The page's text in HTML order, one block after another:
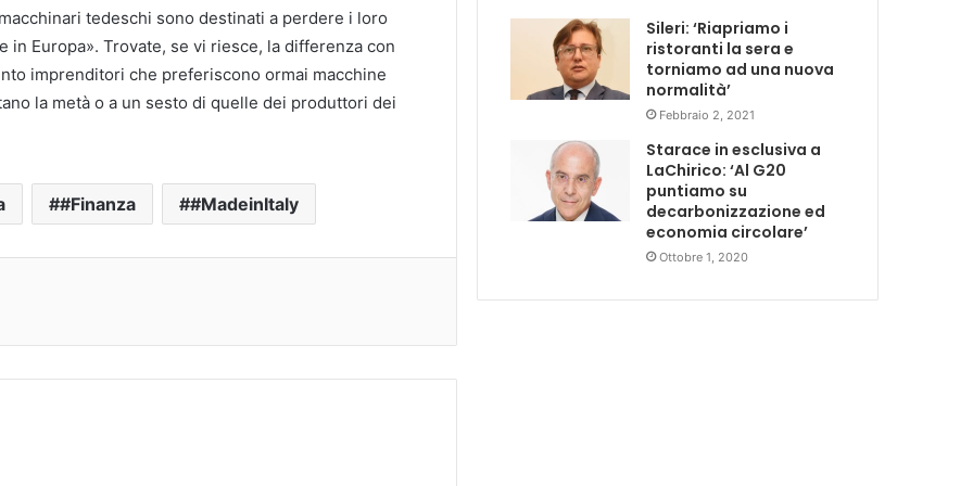
tedeschi sono destinati a perdere i loro
in Europa». Trovate, se vi riesce, la differenza con
imprenditori che preferiscono ormai macchine
la metà o a un sesto di quelle dei produttori dei
#Finanza #MadeinItaly
Sileri: ‘Riapriamo i
ristoranti la sera e
torniamo ad una nuova
normalità’
Febbraio 2, 2021
Starace in esclusiva a
LaChirico: ‘Al G20
puntiamo su
decarbonizzazione ed
economia circolare’
Ottobre 1, 2020